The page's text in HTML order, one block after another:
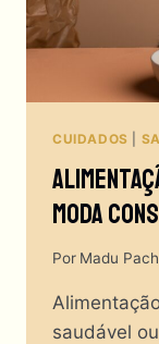
CUIDADOS
Moda
Por Madu
saudável